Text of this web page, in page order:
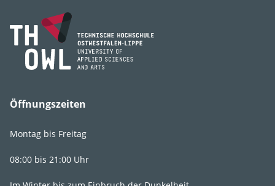
Öffnungszeiten
Montag bis Freitag
08:00 bis 21:00 Uhr